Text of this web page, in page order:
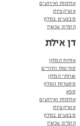
אולמות ואירועים
אטרקציות
מבצעים במלון
הזמינו עכשיו
דן אילת
אודות המלון
סוויטות וחדרים
שרותי המלון
מסעדות המלון
ספא
אולמות ואירועים
אטרקציות
מבצעים במלון
הזמינו עכשיו